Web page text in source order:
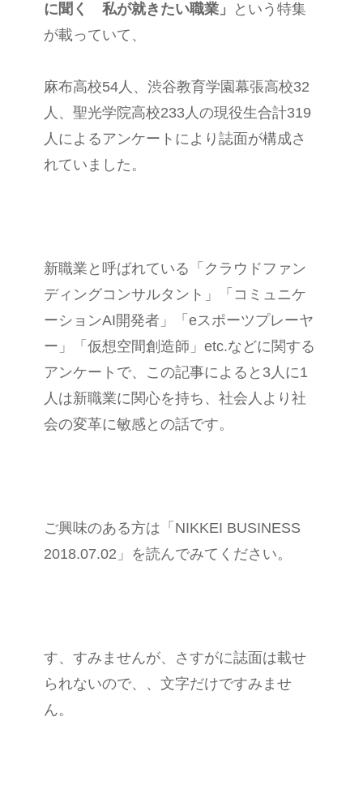
に聞く 私が就きたい職業」
という特集
が載っていて、
麻布高校54人、渋谷教育学園幕張高校32
人、聖光学院高校233人の現役生合計319
人によるアンケートにより誌面が構成さ
れていました。
新職業と呼ばれている「クラウドファン
ディングコンサルタント」「コミュニケ
ーションAI開発者」「eスポーツプレーヤ
ー」「仮想空間創造師」etc.などに関する
アンケートで、この記事によると3人に1
人は新職業に関心を持ち、社会人より社
会の変革に敏感との話です。
ご興味のある方は「NIKKEI BUSINESS
2018.07.02」を読んでみてください。
す、すみませんが、さすがに誌面は載せ
られないので、、文字だけですみませ
ん。